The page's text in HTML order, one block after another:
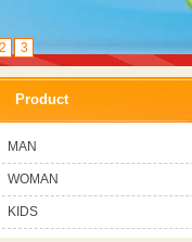
2 3
Product
MAN
WOMAN
KIDS